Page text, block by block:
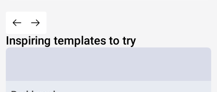
Inspiring templates to try